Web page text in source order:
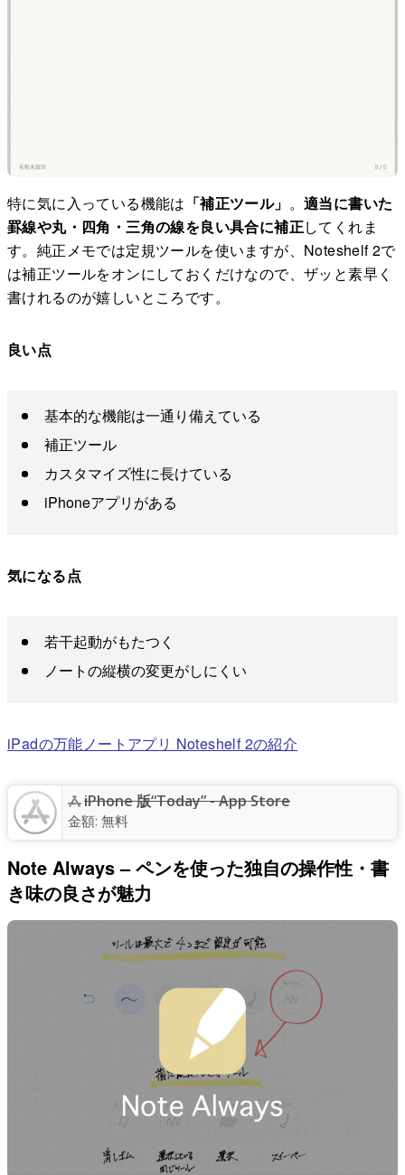
特に気に入っている機能は 「補正ツール」 。適当に書いた
罫線や丸・四角・三角の線を良い具合に補正してくれま
す。純正メモでは定規ツールを使いますが、Noteshelf 2で
は補正ツールをオンにしておくだけなので、ザッと素早く
書けれるのが嬉しいところです。
良い点
基本的な機能は一通り備えている
補正ツール
カスタマイズ性に長けている
iPhoneアプリがある
気になる点
若干起動がもたつく
ノートの縦横の変更がしにくい
iPadの万能ノートアプリ Noteshelf 2の紹介
iPhone 版“Today” - App Store
金額: 無料
Note Always – ペンを使った独自の操作性・書
き味の良さが魅力